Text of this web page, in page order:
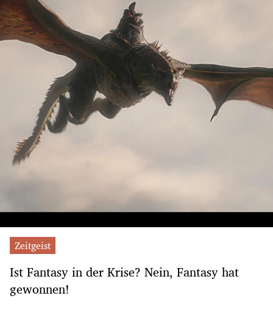
Zeitgeist
Ist Fantasy in der Krise? Nein, Fantasy hat
gewonnen!